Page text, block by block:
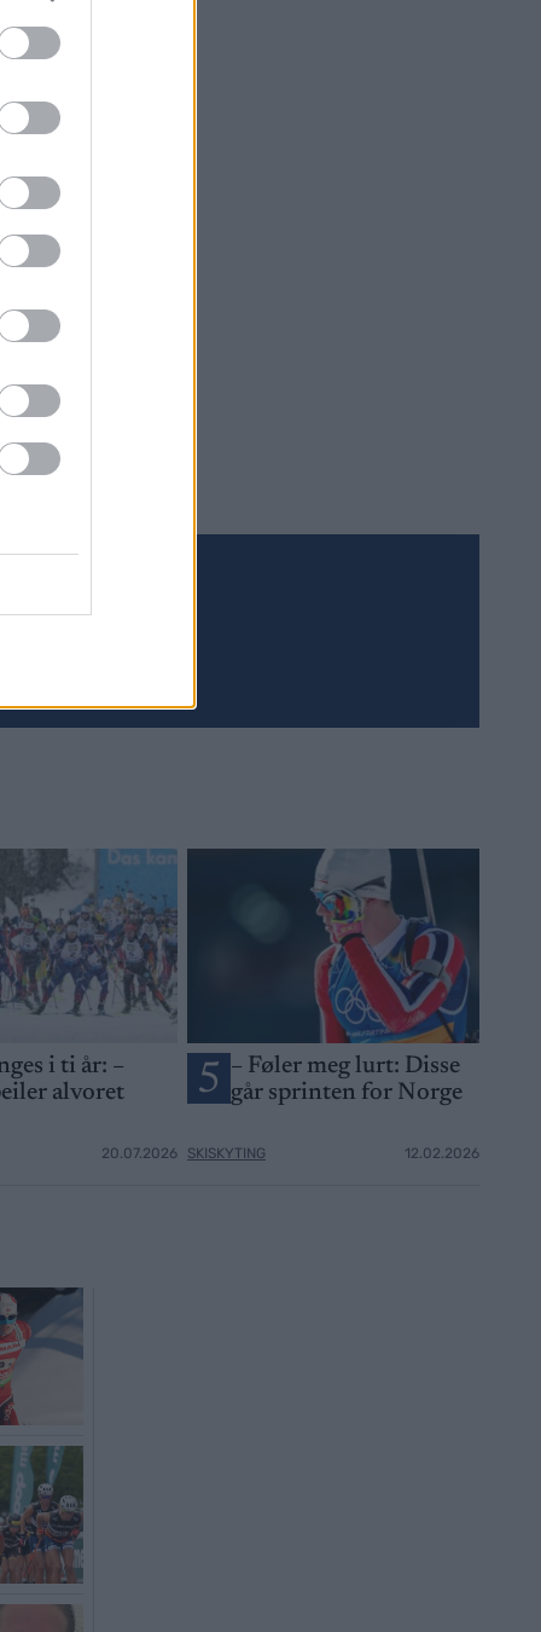
i ti år: –
alvoret
20.07.2026
5 – Føler meg lurt: Disse
går sprinten for Norge
SKISKYTING 12.02.2026